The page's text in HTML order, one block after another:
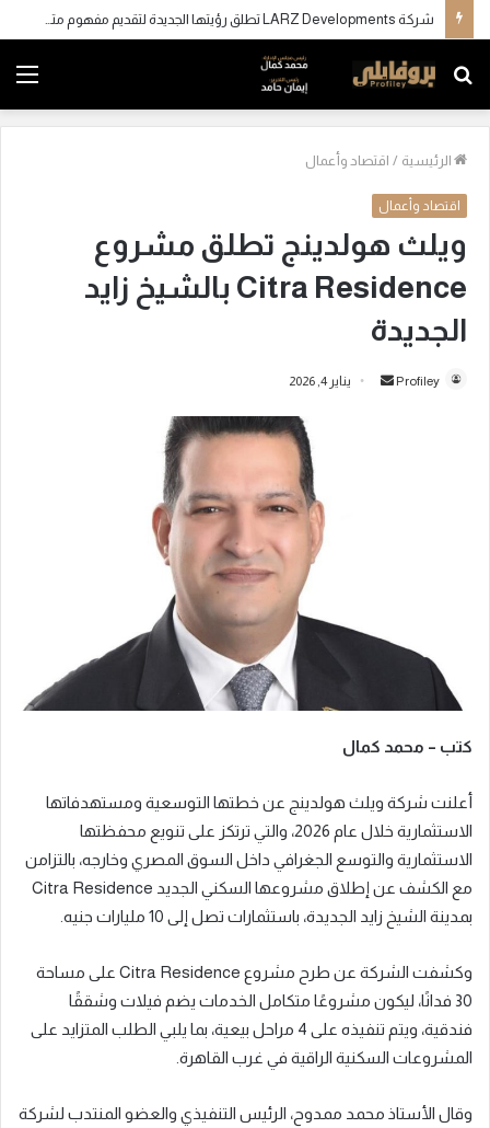
شركة LARZ Developments تطلق رؤيتها الجديدة لتقديم مفهوم متكامل للتطوير العقاري في مصر
بحث
عن
الرئيسية / اقتصاد وأعمال
اقتصاد وأعمال
ويلث هولدينج تطلق مشروع
Citra Residence بالشيخ زايد
الجديدة
Profiley
و
ي
ا
يناير 4, 2026
كتب – محمد كمال
أعلنت شركة ويلث هولدينج عن خطتها التوسعية ومستهدفاتها
الاستثمارية خلال عام 2026، والتي ترتكز على تنويع محفظتها
الاستثمارية والتوسع الجغرافي داخل السوق المصري وخارجه، بالتزامن
مع الكشف عن إطلاق مشروعها السكني الجديد Citra Residence
بمدينة الشيخ زايد الجديدة، باستثمارات تصل إلى 10 مليارات جنيه.
وكشفت الشركة عن طرح مشروع Citra Residence على مساحة
30 فدانًا، ليكون مشروعًا متكامل الخدمات يضم فيلات وشققًا
فندقية، ويتم تنفيذه على 4 مراحل بيعية، بما يلبي الطلب المتزايد على
المشروعات السكنية الراقية في غرب القاهرة.
وقال الأستاذ محمد ممدوح، الرئيس التنفيذي والعضو المنتدب لشركة